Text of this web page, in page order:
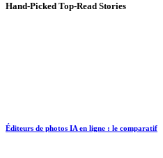
Hand-Picked Top-Read Stories
Éditeurs de photos IA en ligne : le comparatif